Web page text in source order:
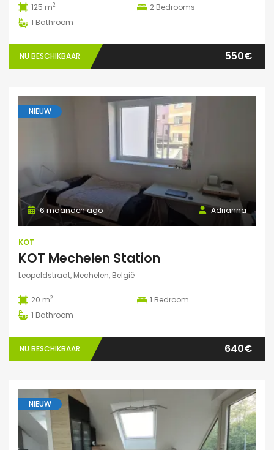
125 m2 2 Bedrooms
1 Bathroom
NU BESCHIKBAAR 550€
NIEUW
Adrianna
6 maanden ago
KOT
KOT Mechelen Station
Leopoldstraat, Mechelen, België
20 m2 1 Bedroom
1 Bathroom
NU BESCHIKBAAR 640€
NIEUW